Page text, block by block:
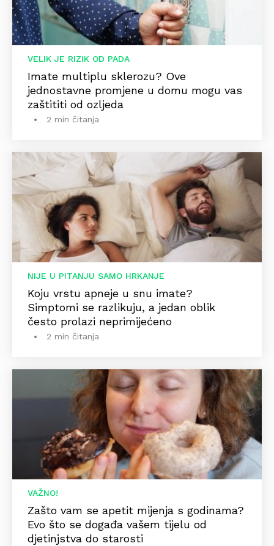
VELIK JE RIZIK OD PADA
Imate multiplu sklerozu? Ove
jednostavne promjene u domu mogu vas
zaštititi od ozljeda
2 min čitanja
NIJE U PITANJU SAMO HRKANJE
Koju vrstu apneje u snu imate?
Simptomi se razlikuju, a jedan oblik
često prolazi neprimijećeno
2 min čitanja
VAŽNO!
Zašto vam se apetit mijenja s godinama?
Evo što se događa vašem tijelu od
djetinjstva do starosti